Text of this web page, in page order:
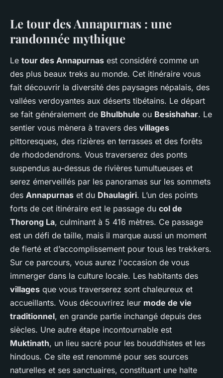
Le tour des Annapurnas : une
randonnée mythique
Le tour des Annapurnas est considéré comme un
des plus beaux treks au monde. Cet itinéraire vous
fait découvrir la diversité des paysages népalais, des
vallées verdoyantes aux déserts tibétains. Le départ
se fait généralement de Bhulbhule ou Besishahar. Le
sentier vous mènera à travers des villages
pittoresques, des rizières en terrasses et des forêts
de rhododendrons. Vous traverserez des ponts
suspendus au-dessus de rivières tumultueuses et
serez émerveillés par les panoramas sur les sommets
des Annapurnas et du Dhaulagiri. L’un des points
forts de cet itinéraire est le passage du col de
Thorong La, culminant à 5 416 mètres. Ce passage
est un défi de taille, mais il marque aussi un moment
de fierté et d’accomplissement pour tous les trekkers.
Sur ce parcours, vous aurez l'occasion de vous
immerger dans la culture locale. Les habitants des
villages que vous traverserez sont chaleureux et
accueillants. Vous découvrirez leur mode de vie
traditionnel, en grande partie inchangé depuis des
siècles. Une autre étape incontournable est
Muktinath, un lieu sacré pour les bouddhistes et les
hindous. Ce site est renommé pour ses sources
naturelles et ses sanctuaires, constituant une halte